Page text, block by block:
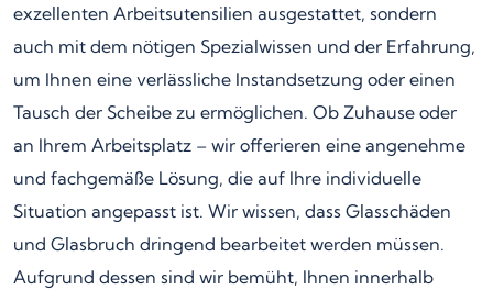
exzellenten Arbeitsutensilien ausgestattet, sondern
auch mit dem nötigen Spezialwissen und der Erfahrung,
um Ihnen eine verlässliche Instandsetzung oder einen
Tausch der Scheibe zu ermöglichen. Ob Zuhause oder
an Ihrem Arbeitsplatz – wir offerieren eine angenehme
und fachgemäße Lösung, die auf Ihre individuelle
Situation angepasst ist. Wir wissen, dass Glasschäden
und Glasbruch dringend bearbeitet werden müssen.
Aufgrund dessen sind wir bemüht, Ihnen innerhalb